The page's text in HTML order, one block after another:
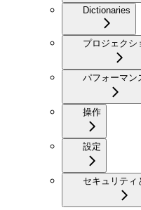
Dictionaries
プロジェクシ
パフォーマン
操作
設定
セキュリティ